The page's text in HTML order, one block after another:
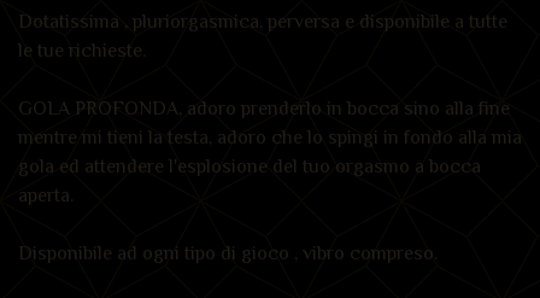
Dotatissima , pluriorgasmica, perversa e disponibile a tutte
le tue richieste.
GOLA PROFONDA, adoro prenderlo in bocca sino alla fine
mentre mi tieni la testa, adoro che lo spingi in fondo alla mia
gola ed attendere l'esplosione del tuo orgasmo a bocca
aperta.
Disponibile ad ogni tipo di gioco , vibro compreso.